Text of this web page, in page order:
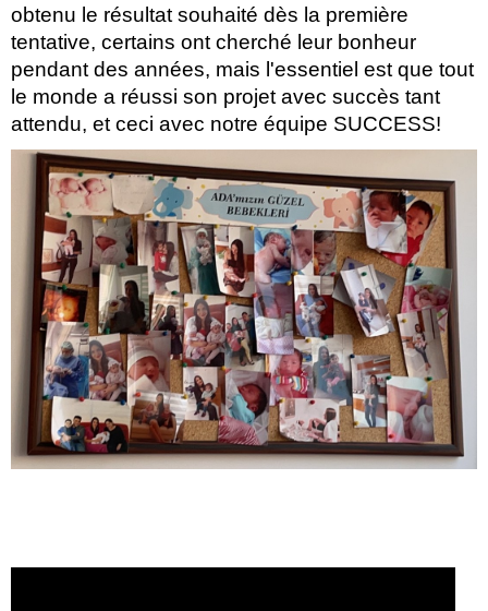
obtenu le résultat souhaité dès la première
tentative, certains ont cherché leur bonheur
pendant des années, mais l'essentiel est que tout
le monde a réussi son projet avec succès tant
attendu, et ceci avec notre équipe SUCCESS!